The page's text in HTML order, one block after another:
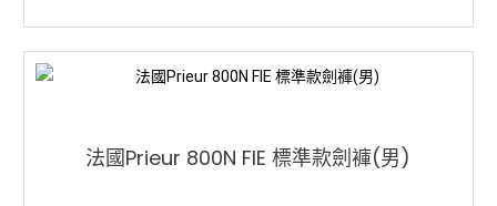
法國Prieur 800N FIE 標準款劍褲(男)